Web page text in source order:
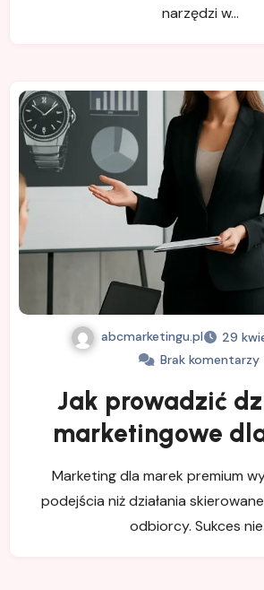
narzędzi w…
abcmarketingu.pl
29
Brak komentarzy
Jak prowadzić
marketingowe
premium
Marketing dla marek premium
podejścia niż działania
odbiorcy. Sukces